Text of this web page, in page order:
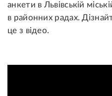
анкети в Львівській
в районних радах.
це з відео.